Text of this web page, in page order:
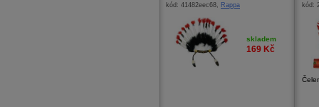
kód: 41482eec68, Rappa
skladem
169 Kč
kód: